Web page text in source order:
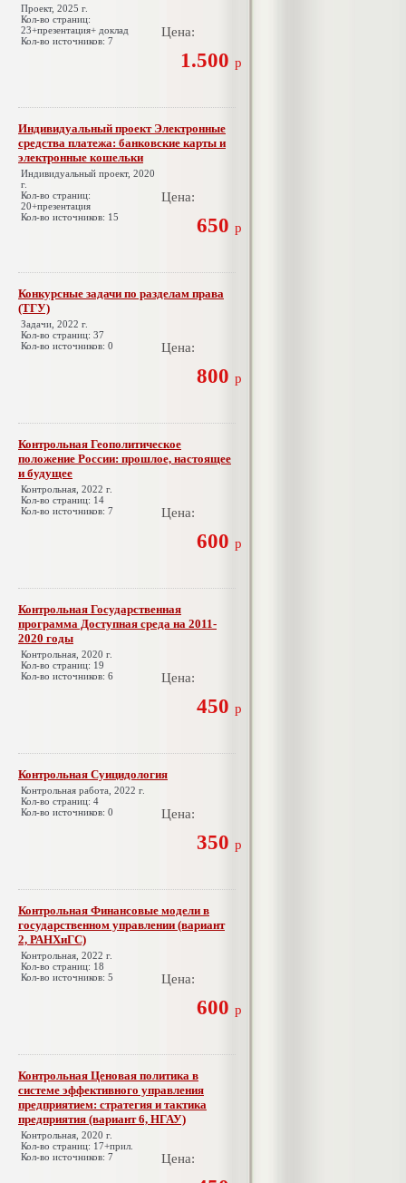
Проект, 2025 г.
Кол-во страниц:
23+презентация+ доклад
Кол-во источников: 7
Цена:
1.500 р
Индивидуальный проект Электронные
средства платежа: банковские карты и
электронные кошельки
Индивидуальный проект, 2020
г.
Кол-во страниц:
20+презентация
Кол-во источников: 15
Цена:
650 р
Конкурсные задачи по разделам права
(ТГУ)
Задачи, 2022 г.
Кол-во страниц: 37
Кол-во источников: 0
Цена:
800 р
Контрольная Геополитическое
положение России: прошлое, настоящее
и будущее
Контрольная, 2022 г.
Кол-во страниц: 14
Кол-во источников: 7
Цена:
600 р
Контрольная Государственная
программа Доступная среда на 2011-
2020 годы
Контрольная, 2020 г.
Кол-во страниц: 19
Кол-во источников: 6
Цена:
450 р
Контрольная Суицидология
Контрольная работа, 2022 г.
Кол-во страниц: 4
Кол-во источников: 0
Цена:
350 р
Контрольная Финансовые модели в
государственном управлении (вариант
2, РАНХиГС)
Контрольная, 2022 г.
Кол-во страниц: 18
Кол-во источников: 5
Цена:
600 р
Контрольная Ценовая политика в
системе эффективного управления
предприятием: стратегия и тактика
предприятия (вариант 6, НГАУ)
Контрольная, 2020 г.
Кол-во страниц: 17+прил.
Кол-во источников: 7
Цена: